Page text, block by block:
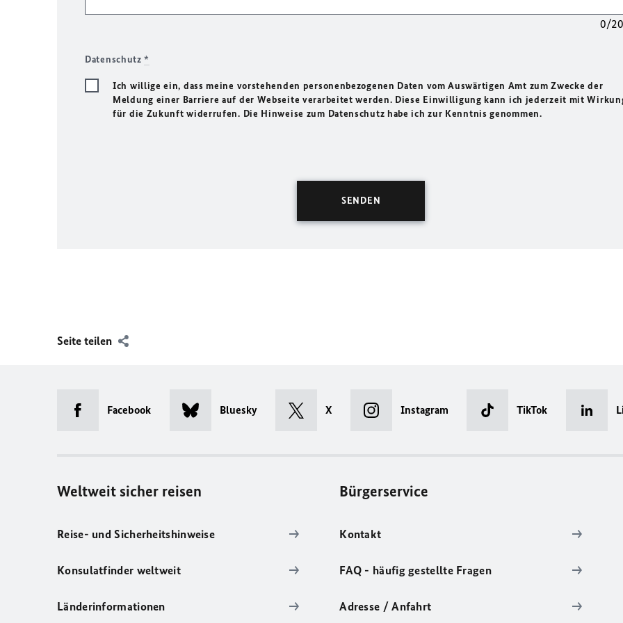
0/
Datenschutz*
Ich willige ein, dass meine vorstehenden personenbezogenen Daten vom Auswärtigen Amt zum Zwecke der
Meldung einer Barriere auf der Webseite verarbeitet werden. Diese Einwilligung kann ich jederzeit mit
für die Zukunft widerrufen. Die Hinweise zum Datenschutz habe ich zur Kenntnis genommen.
Seite teilen
Facebook Bluesky X Instagram TikTok
Weltweit sicher reisen
Reise- und Sicherheitshinweise
Konsulatfinder weltweit
Länderinformationen
Bürgerservice
Kontakt
FAQ - häufig gestellte Fragen
Adresse / Anfahrt